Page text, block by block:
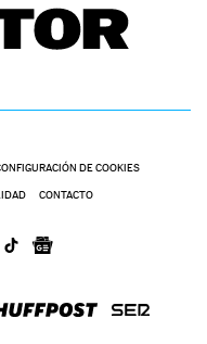
DE COOKIES
CONTACTO